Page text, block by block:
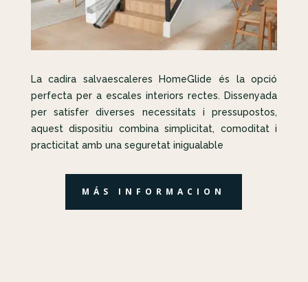
La cadira salvaescaleres HomeGlide és la opció
perfecta per a escales interiors rectes. Dissenyada
per satisfer diverses necessitats i pressupostos,
aquest dispositiu combina simplicitat, comoditat i
practicitat amb una seguretat inigualable
MÁS INFORMACION